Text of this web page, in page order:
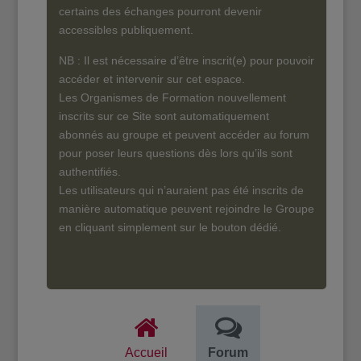
certains des échanges pourront devenir
accessibles publiquement.
NB : Il est nécessaire d’être inscrit(e) pour pouvoir
accéder et intervenir sur cet espace.
Les Organismes de Formation nouvellement
inscrits sur ce Site sont automatiquement
abonnés au groupe et peuvent accéder au forum
pour poser leurs questions dès lors qu’ils sont
authentifiés.
Les utilisateurs qui n’auraient pas été inscrits de
manière automatique peuvent rejoindre le Groupe
en cliquant simplement sur le bouton dédié.
Accueil Forum